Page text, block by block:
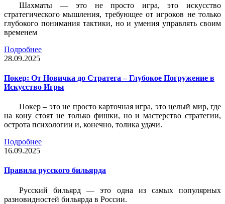
Шахматы — это не просто игра, это искусство
стратегического мышления, требующее от игроков не только
глубокого понимания тактики, но и умения управлять своим
временем
Подробнее
28.09.2025
Покер: От Новичка до Стратега – Глубокое Погружение в
Искусство Игры
Покер – это не просто карточная игра, это целый мир, где
на кону стоят не только фишки, но и мастерство стратегии,
острота психологии и, конечно, толика удачи.
Подробнее
16.09.2025
Правила русского бильярда
Русский бильярд — это одна из самых популярных
разновидностей бильярда в России.